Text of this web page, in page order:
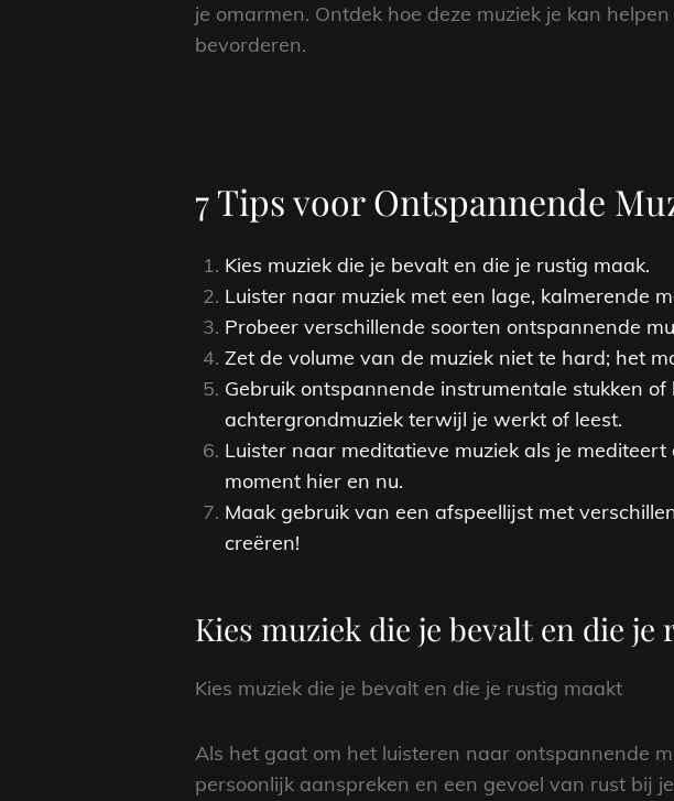
je omarmen. Ontdek hoe deze muziek je kan
bevorderen.
7 Tips voor Ontspannende
Kies muziek die je bevalt en die je rustig maak.
Luister naar muziek met een lage, kalmerende
Probeer verschillende soorten ontspannende
Zet de volume van de muziek niet te hard; het
Gebruik ontspannende instrumentale stukken
achtergrondmuziek terwijl je werkt of leest.
Luister naar meditatieve muziek als je
moment hier en nu.
Maak gebruik van een afspeellijst met
creëren!
Kies muziek die je bevalt en die je
Kies muziek die je bevalt en die je rustig maakt
Als het gaat om het luisteren naar ontspannende
persoonlijk aanspreken en een gevoel van rust bij